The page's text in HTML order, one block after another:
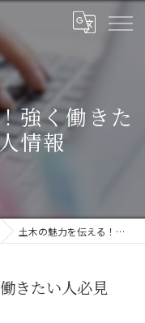
強く働きた
情報
土木の魅力を伝える！強く働きたい人必見の求人情報
きたい人必見